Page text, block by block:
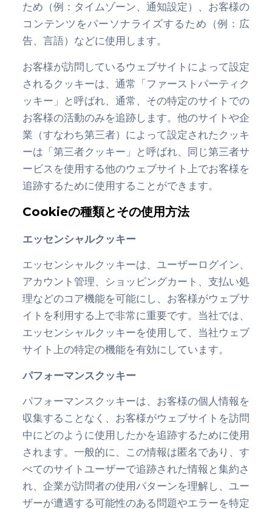
ため（例：タイムゾーン、通知設定）、お客様の
コンテンツをパーソナライズするため（例：広
告、言語）などに使用します。
お客様が訪問しているウェブサイトによって設定
されるクッキーは、通常「ファーストパーティク
ッキー」と呼ばれ、通常、その特定のサイトでの
お客様の活動のみを追跡します。他のサイトや企
業（すなわち第三者）によって設定されたクッキ
ーは「第三者クッキー」と呼ばれ、同じ第三者サ
ービスを使用する他のウェブサイト上でお客様を
追跡するために使用することができます。
Cookieの種類とその使用方法
エッセンシャルクッキー
エッセンシャルクッキーは、ユーザーログイン、
アカウント管理、ショッピングカート、支払い処
理などのコア機能を可能にし、お客様がウェブサ
イトを利用する上で非常に重要です。当社では、
エッセンシャルクッキーを使用して、当社ウェブ
サイト上の特定の機能を有効にしています。
パフォーマンスクッキー
パフォーマンスクッキーは、お客様の個人情報を
収集することなく、お客様がウェブサイトを訪問
中にどのように使用したかを追跡するために使用
されます。一般的に、この情報は匿名であり、す
べてのサイトユーザーで追跡された情報と集約さ
れ、企業が訪問者の使用パターンを理解し、ユー
ザーが遭遇する可能性のある問題やエラーを特定